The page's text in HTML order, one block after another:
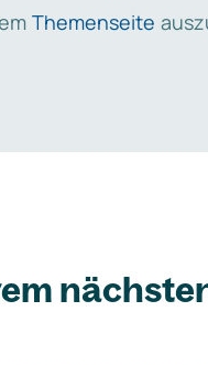
Themenseite